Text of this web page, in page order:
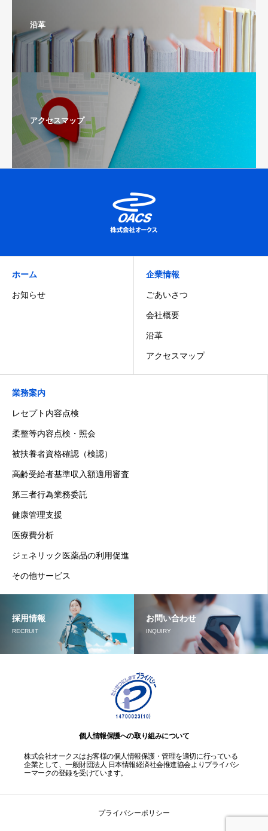
沿革
アクセスマップ
ホーム
お知らせ
企業情報
ごあいさつ
会社概要
沿革
アクセスマップ
業務案内
レセプト内容点検
柔整等内容点検・照会
被扶養者資格確認（検認）
高齢受給者基準収入額適用審査
第三者行為業務委託
健康管理支援
医療費分析
ジェネリック医薬品の利用促進
その他サービス
採用情報
RECRUIT
お問い合わせ
INQUIRY
個人情報保護への取り組みについて
株式会社オークスはお客様の個人情報保護・管理を適切に行っている
企業として、一般財団法人 日本情報経済社会推進協会よりプライバシ
ーマークの登録を受けています。
プライバシーポリシー